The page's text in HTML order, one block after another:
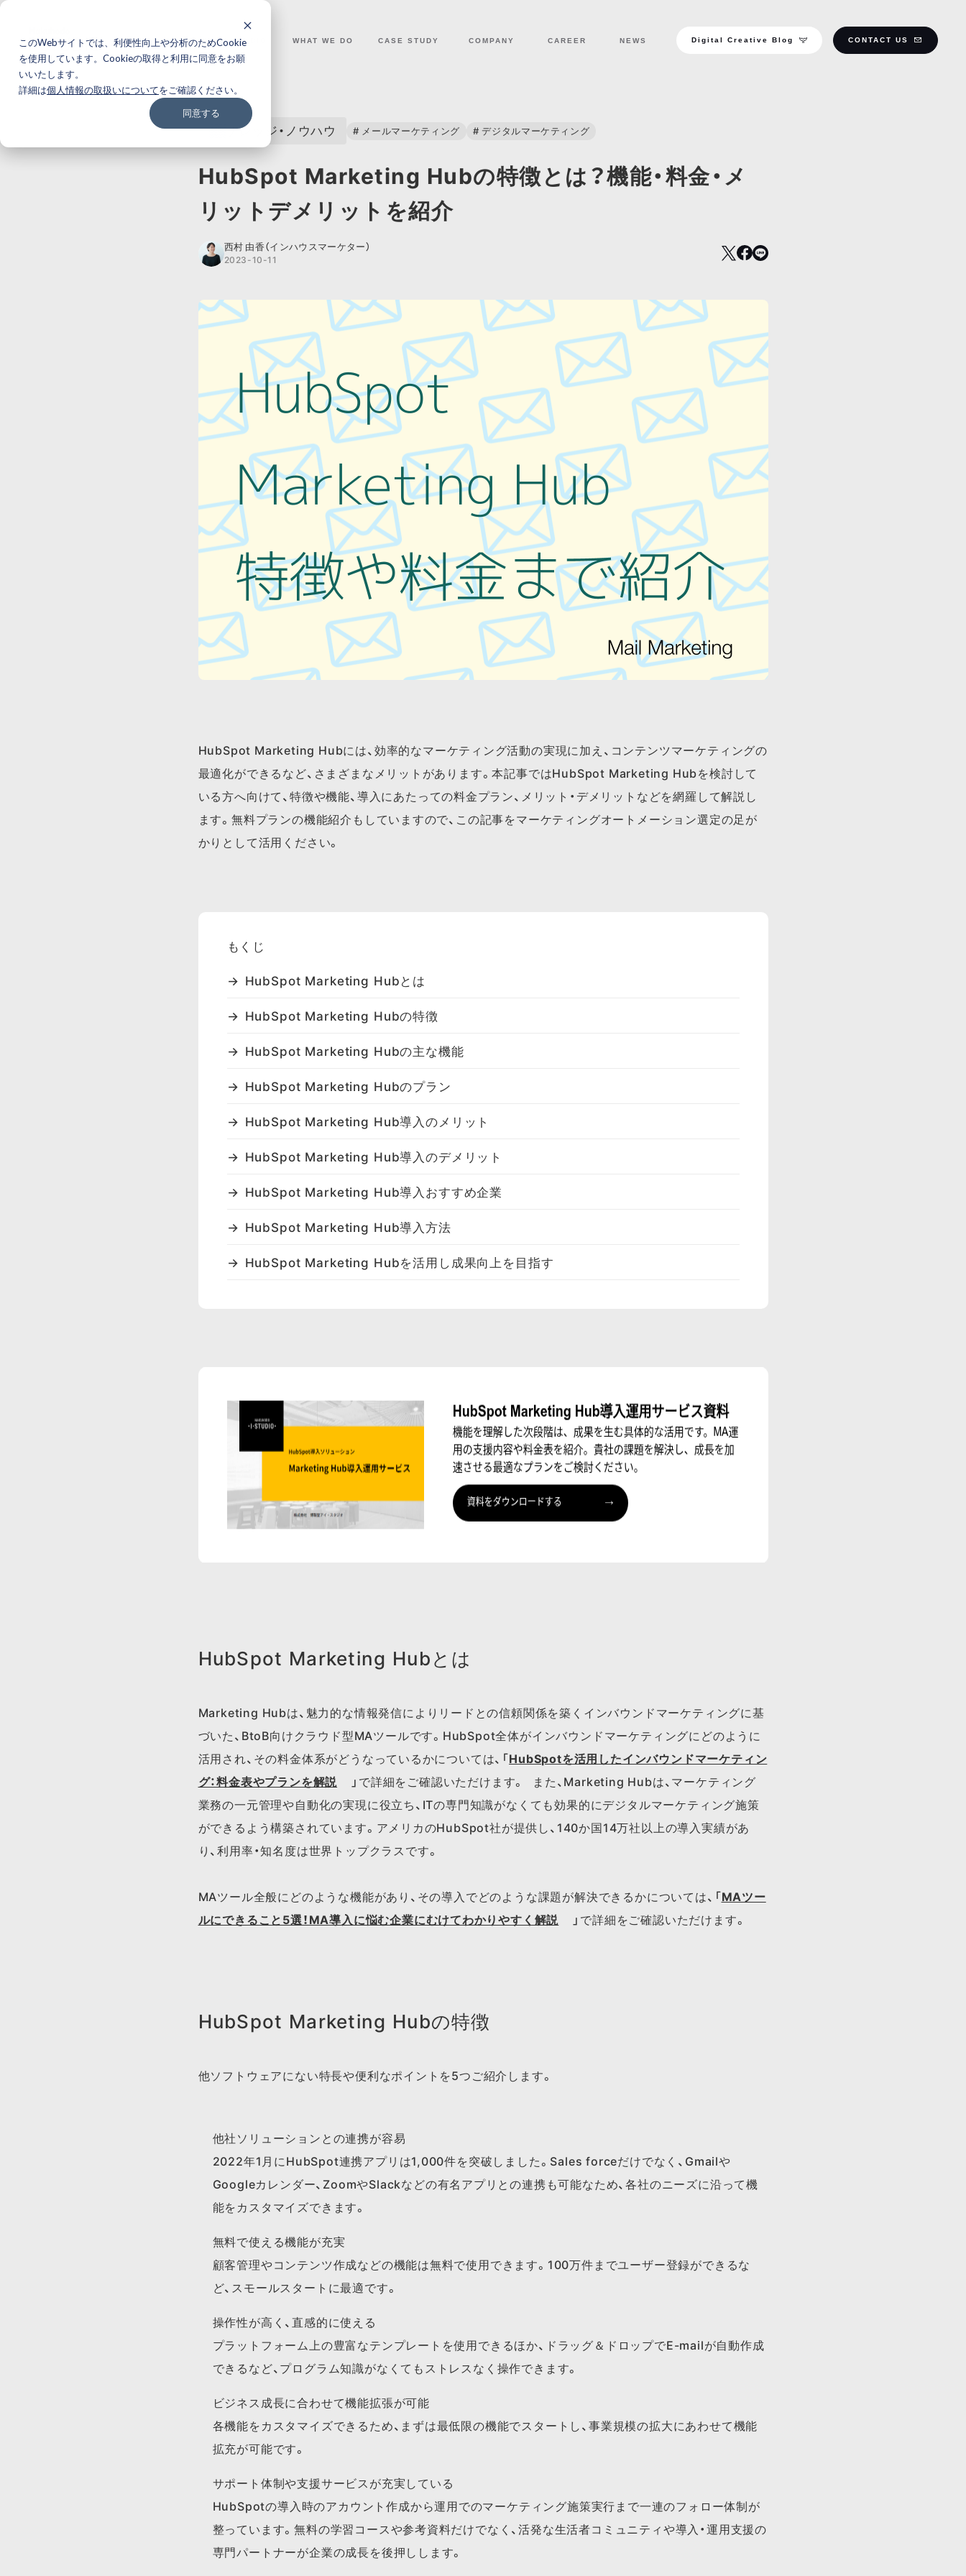
このWebサイトでは、利便性向上や分析のためCookie
を使用しています。Cookieの取得と利用に同意をお願
いいたします。
詳細は個人情報の取扱いについてをご確認ください。
同意する
WHY I-STUDIO WHAT WE DO CASE STUDY COMPANY CAREER NEWS Digital Creative Blog CONTACT US
BACK
ナレッジ・ノウハウ # メールマーケティング # デジタルマーケティング
HubSpot Marketing Hubの特徴とは？機能・料金・メ
リットデメリットを紹介
西村 由香（インハウスマーケター）
2023-10-11
HubSpot Marketing Hubには、効率的なマーケティング活動の実現に加え、コンテンツマーケティングの
最適化ができるなど、さまざまなメリットがあります。本記事ではHubSpot Marketing Hubを検討して
いる方へ向けて、特徴や機能、導入にあたっての料金プラン、メリット・デメリットなどを網羅して解説し
ます。無料プランの機能紹介もしていますので、この記事をマーケティングオートメーション選定の足が
かりとして活用ください。
もくじ
HubSpot Marketing Hubとは
HubSpot Marketing Hubの特徴
HubSpot Marketing Hubの主な機能
HubSpot Marketing Hubのプラン
HubSpot Marketing Hub導入のメリット
HubSpot Marketing Hub導入のデメリット
HubSpot Marketing Hub導入おすすめ企業
HubSpot Marketing Hub導入方法
HubSpot Marketing Hubを活用し成果向上を目指す
HubSpot Marketing Hubとは
Marketing Hubは、魅力的な情報発信によりリードとの信頼関係を築くインバウンドマーケティングに基
づいた、BtoB向けクラウド型MAツールです。HubSpot全体が​インバウンドマーケティングに​どのように​
活用され、​その​料金体​系が​どうなっているかに​ついては、​「HubSpotを​活用した​インバウンドマーケティン
グ：料金表や​プランを​解説
」で​詳細を​ご確認いただけます。​ また、​Marketing Hubは、​マーケティング
業務の一元管理や自動化の実現に役立ち、ITの専門知識がなくても効果的にデジタルマーケティング施策
ができるよう構築されています。アメリカのHubSpot社が提供し、140か国14万社以上の導入実績があ
り、利用率・知名度は世界トップクラスです。
MAツール全般に​どのような​機能が​あり、​その​導入で​どのような​課題が​解決できるかに​ついては、​「MAツー
ルに​できる​こと5選！​MA導入に​悩む企業に​むけて​わかりやすく​解説
」で​詳細を​ご確認いただけます。​
HubSpot Marketing Hubの特徴
他ソフトウェアにない特長や便利なポイントを5つご紹介します。
他社ソリューションとの連携が容易
2022年1月にHubSpot連携アプリは1,000件を突破しました。Sales forceだけでなく、Gmailや
Googleカレンダー、ZoomやSlackなどの有名アプリとの連携も可能なため、各社のニーズに沿って機
能をカスタマイズできます。
無料で使える機能が充実
顧客管理やコンテンツ作成などの機能は無料で使用できます。100万件までユーザー登録ができるな
ど、スモールスタートに最適です。
操作性が高く、直感的に使える
プラットフォーム上の豊富なテンプレートを使用できるほか、ドラッグ＆ドロップでE-mailが自動作成
できるなど、プログラム知識がなくてもストレスなく操作できます。
ビジネス成長に合わせて機能拡張が可能
各機能をカスタマイズできるため、まずは最低限の機能でスタートし、事業規模の拡大にあわせて機能
拡充が可能です。
サポート体制や支援サービスが充実している
HubSpotの導入時のアカウント作成から運用でのマーケティング施策実行まで一連のフォロー体制が
整っています。無料の学習コースや参考資料だけでなく、活発な生活者コミュニティや導入・運用支援の
専門パートナーが企業の成長を後押しします。